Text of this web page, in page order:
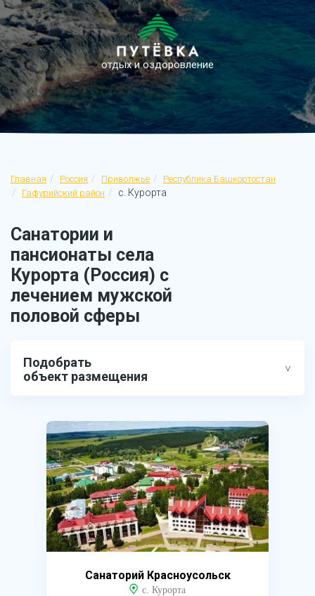
отдых и оздоровление
Главная Россия Приволжье
Республика Башкортостан
Гафурийский район
с. Курорта
Санатории и
пансионаты села
Курорта (Россия) с
лечением мужской
половой сферы
Подобрать
объект размещения
Санаторий Красноусольск
с. Курорта